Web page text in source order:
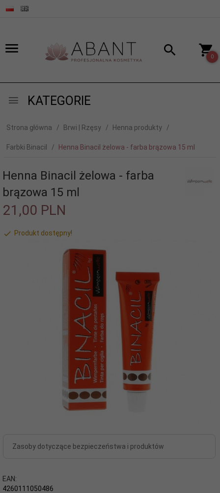
0
KATEGORIE
Strona główna Brwi | Rzęsy Henna produkty
Farbki Binacil Henna Binacil żelowa - farba brązowa 15 ml
Henna Binacil żelowa - farba
brązowa 15 ml
21,00 PLN
Produkt dostępny!
Zasoby dotyczące bezpieczeństwa i produktów
EAN:
4260111050486